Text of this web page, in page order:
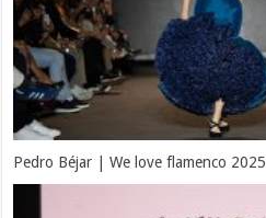
Pedro Béjar | We love flamenco 2025